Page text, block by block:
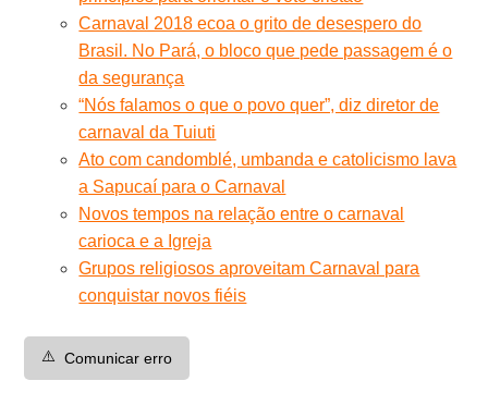
Carnaval 2018 ecoa o grito de desespero do
Brasil. No Pará, o bloco que pede passagem é o
da segurança
“Nós falamos o que o povo quer”, diz diretor de
carnaval da Tuiuti
Ato com candomblé, umbanda e catolicismo lava
a Sapucaí para o Carnaval
Novos tempos na relação entre o carnaval
carioca e a Igreja
Grupos religiosos aproveitam Carnaval para
conquistar novos fiéis
⚠️ Comunicar erro